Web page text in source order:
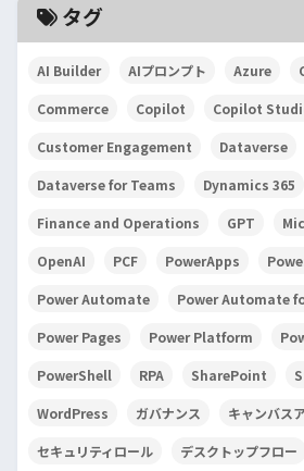
タグ
AI Builder AIプロンプト Azure
Commerce Copilot Copilot
Customer Engagement Dataverse
Dataverse for Teams Dynamics 365
Finance and Operations GPT
OpenAI PCF PowerApps
Power Automate Power Automate
Power Pages Power Platform
PowerShell RPA SharePoint
WordPress ガバナンス キャンバス
セキュリティロール デスクトップフロー